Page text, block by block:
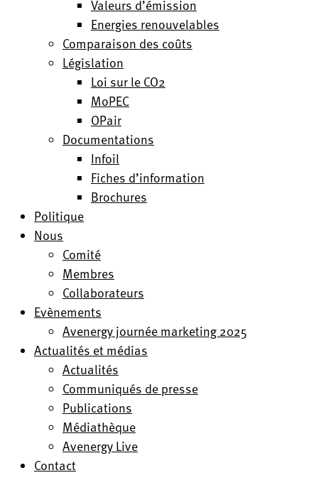
Valeurs d’émission
Energies renouvelables
Comparaison des coûts
Législation
Loi sur le CO2
MoPEC
OPair
Documentations
Infoil
Fiches d’information
Brochures
Politique
Nous
Comité
Membres
Collaborateurs
Evènements
Avenergy journée marketing 2025
Actualités et médias
Actualités
Communiqués de presse
Publications
Médiathèque
Avenergy Live
Contact